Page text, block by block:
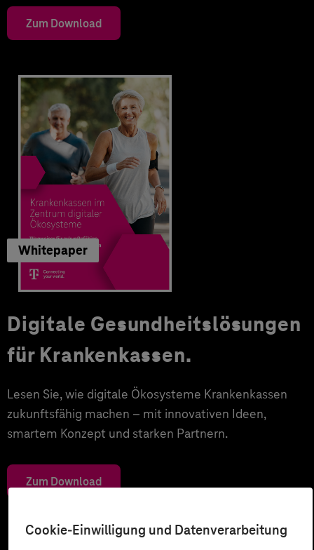
Cookie-Einwilligung und Datenverarbeitung
Zum Download
Whitepaper
Digitale Gesundheitslösungen
für Krankenkassen.
Lesen Sie, wie digitale Ökosysteme Krankenkassen
zukunftsfähig machen – mit innovativen Ideen,
smartem Konzept und starken Partnern.
Zum Download